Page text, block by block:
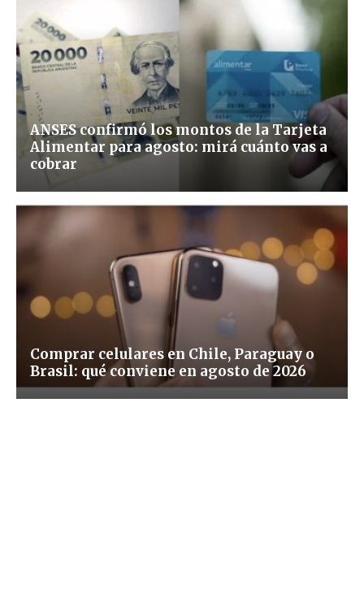
ANSES confirmó los montos de la Tarjeta
Alimentar para agosto: mirá cuánto vas a
cobrar
Comprar celulares en Chile, Paraguay o
Brasil: qué conviene en agosto de 2026